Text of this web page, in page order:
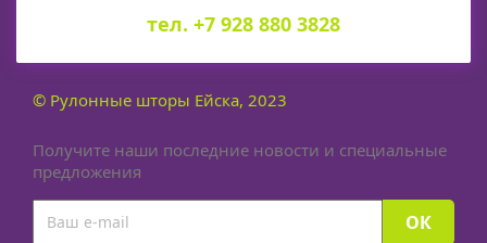
тел. +7 928 880 3828
© Рулонные шторы Ейска, 2023
Получите наши последние новости и специальные
предложения